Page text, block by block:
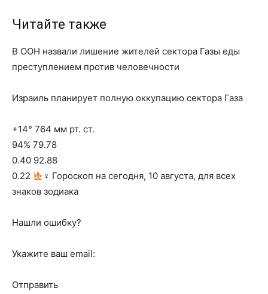
Читайте также
В ООН назвали лишение жителей сектора Газы еды
преступлением против человечности
Израиль планирует полную оккупацию сектора Газа
+14° 764 мм рт. ст.
94% 79.78
0.40 92.88
0.22
‍♀ Гороскоп на сегодня, 10 августа, для всех
знаков зодиака
Нашли ошибку?
Укажите ваш email:
Отправить